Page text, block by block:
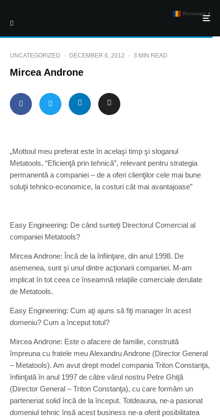
UNCATEGORIZED · DECEMBER 6, 2012 · 3 MIN READ
Mircea Androne
„Mottoul meu preferat este în acelaşi timp şi sloganul
Metatools, “Eficienţă prin tehnică”, relevant pentru strategia
permanentă a companiei – de a oferi clienţilor cele mai bune
soluţii tehnico-economice, la costuri cât mai avantajoase”
Easy Engineering: De când sunteţi Directorul Comercial al
companiei Metatools?
Mircea Androne: Încă de la înfiinţare, din anul 1998. De
asemenea, sunt şi unul dintre acţionarii companiei. M-am
implicat în tot ceea ce înseamnă relaţiile comerciale derulate
de Metatools.
Easy Engineering: Cum aţi ajuns să fiţi manager în acest
domeniu? Cum a început totul?
Mircea Androne: Este o afacere de familie, construită
împreuna cu fratele meu Alexandru Androne (Director General
– Metatools). Am avut drept model compania Triton Constanţa,
înfiinţată în anul 1997 de către vărul nostru Petre Ghiţă
(Director General – Triton Constanţa), cu care formăm un
parteneriat solid încă de la început. Totdeauna, ne-a pasionat
domeniul tehnic însă acest business ne-a oferit posibilitatea
Romanian ▼